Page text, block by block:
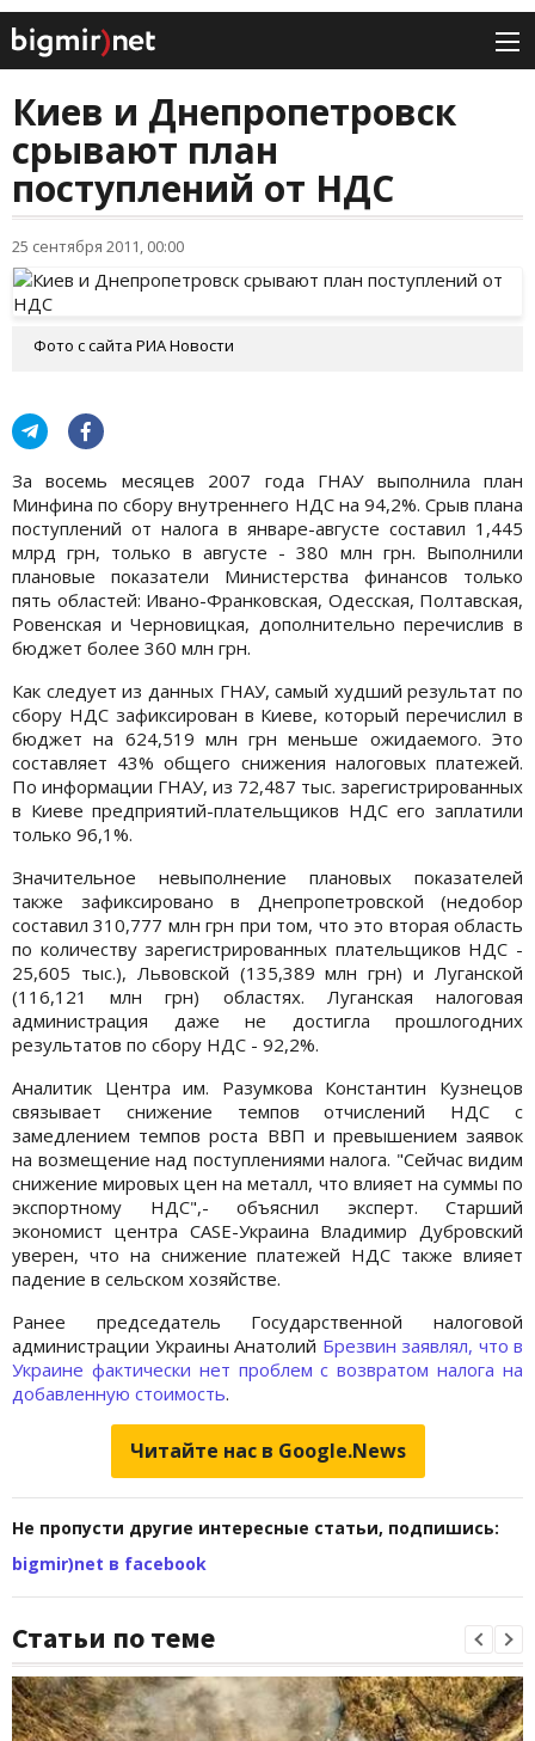
Киев и Днепропетровск
срывают план
поступлений от НДС
25 сентября 2011, 00:00
Фото с сайта РИА Новости
За восемь месяцев 2007 года ГНАУ выполнила план
Минфина по сбору внутреннего НДС на 94,2%. Срыв плана
поступлений от налога в январе-августе составил 1,445
млрд грн, только в августе - 380 млн грн. Выполнили
плановые показатели Министерства финансов только
пять областей: Ивано-Франковская, Одесская, Полтавская,
Ровенская и Черновицкая, дополнительно перечислив в
бюджет более 360 млн грн.
Как следует из данных ГНАУ, самый худший результат по
сбору НДС зафиксирован в Киеве, который перечислил в
бюджет на 624,519 млн грн меньше ожидаемого. Это
составляет 43% общего снижения налоговых платежей.
По информации ГНАУ, из 72,487 тыс. зарегистрированных
в Киеве предприятий-плательщиков НДС его заплатили
только 96,1%.
Значительное невыполнение плановых показателей
также зафиксировано в Днепропетровской (недобор
составил 310,777 млн грн при том, что это вторая область
по количеству зарегистрированных плательщиков НДС -
25,605 тыс.), Львовской (135,389 млн грн) и Луганской
(116,121 млн грн) областях. Луганская налоговая
администрация даже не достигла прошлогодних
результатов по сбору НДС - 92,2%.
Аналитик Центра им. Разумкова Константин Кузнецов
связывает снижение темпов отчислений НДС с
замедлением темпов роста ВВП и превышением заявок
на возмещение над поступлениями налога. "Сейчас видим
снижение мировых цен на металл, что влияет на суммы по
экспортному НДС",- объяснил эксперт. Старший
экономист центра CASE-Украина Владимир Дубровский
уверен, что на снижение платежей НДС также влияет
падение в сельском хозяйстве.
Ранее председатель Государственной налоговой
администрации Украины Анатолий Брезвин заявлял, что в
Украине фактически нет проблем с возвратом налога на
добавленную стоимость.
Читайте нас в Google.News
Не пропусти другие интересные статьи, подпишись:
bigmir)net в facebook
Статьи по теме